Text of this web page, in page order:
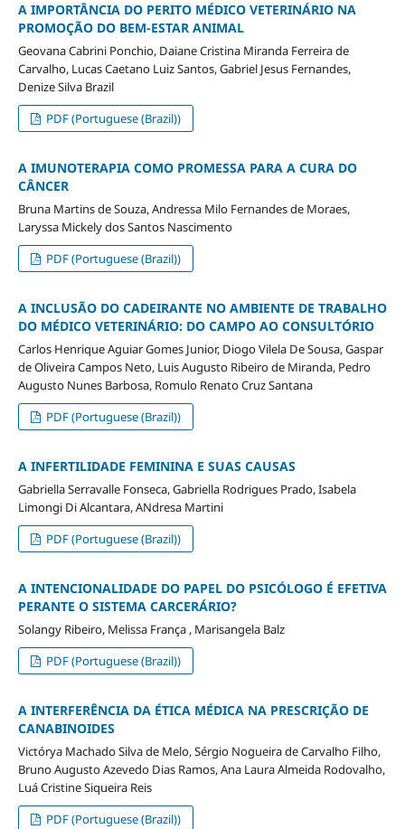
A IMPORTÂNCIA DO PERITO MÉDICO VETERINÁRIO NA
PROMOÇÃO DO BEM-ESTAR ANIMAL
Geovana Cabrini Ponchio, Daiane Cristina Miranda Ferreira de
Carvalho, Lucas Caetano Luiz Santos, Gabriel Jesus Fernandes,
Denize Silva Brazil
PDF (Portuguese (Brazil))
A IMUNOTERAPIA COMO PROMESSA PARA A CURA DO
CÂNCER
Bruna Martins de Souza, Andressa Milo Fernandes de Moraes,
Laryssa Mickely dos Santos Nascimento
PDF (Portuguese (Brazil))
A INCLUSÃO DO CADEIRANTE NO AMBIENTE DE TRABALHO
DO MÉDICO VETERINÁRIO: DO CAMPO AO CONSULTÓRIO
Carlos Henrique Aguiar Gomes Junior, Diogo Vilela De Sousa, Gaspar
de Oliveira Campos Neto, Luis Augusto Ribeiro de Miranda, Pedro
Augusto Nunes Barbosa, Romulo Renato Cruz Santana
PDF (Portuguese (Brazil))
A INFERTILIDADE FEMININA E SUAS CAUSAS
Gabriella Serravalle Fonseca, Gabriella Rodrigues Prado, Isabela
Limongi Di Alcantara, ANdresa Martini
PDF (Portuguese (Brazil))
A INTENCIONALIDADE DO PAPEL DO PSICÓLOGO É EFETIVA
PERANTE O SISTEMA CARCERÁRIO?
Solangy Ribeiro, Melissa França , Marisangela Balz
PDF (Portuguese (Brazil))
A INTERFERÊNCIA DA ÉTICA MÉDICA NA PRESCRIÇÃO DE
CANABINOIDES
Victórya Machado Silva de Melo, Sérgio Nogueira de Carvalho Filho,
Bruno Augusto Azevedo Dias Ramos, Ana Laura Almeida Rodovalho,
Luá Cristine Siqueira Reis
PDF (Portuguese (Brazil))